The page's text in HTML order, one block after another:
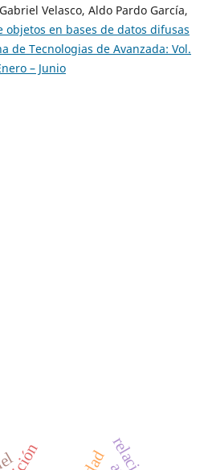
Velasco, Aldo Pardo García,
objetos en bases de datos difusas
de Tecnologias de Avanzada: Vol.
– Junio